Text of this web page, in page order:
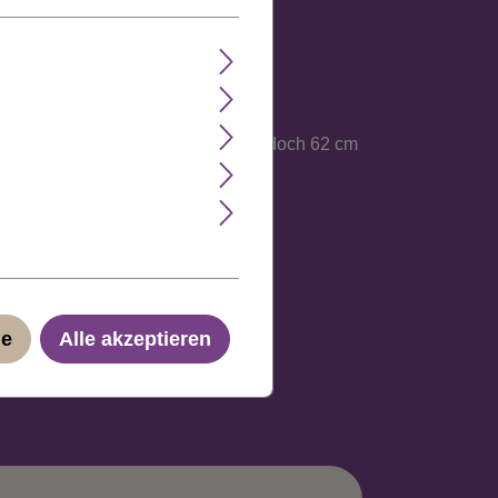
die Verarbeitung auf einem
jeder Kopfgrösse an, maximal jedoch 62 cm
Alle akzeptieren